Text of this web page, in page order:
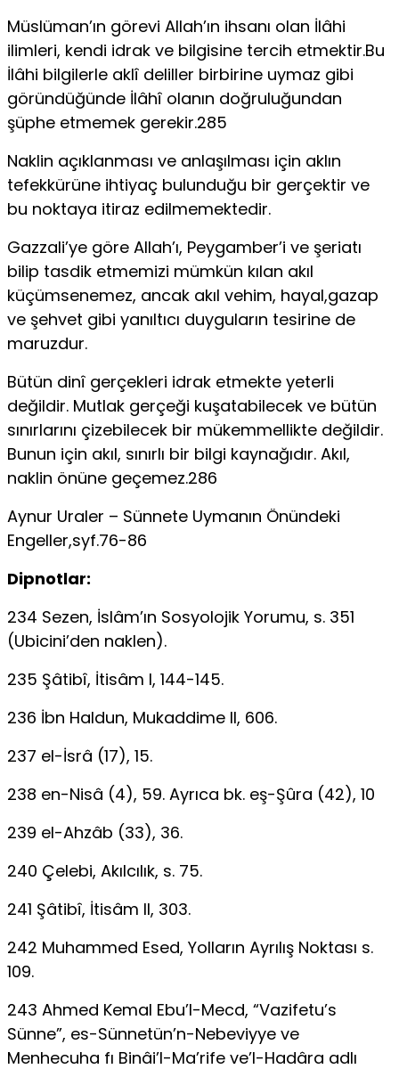
Müslüman’ın görevi Allah’ın ihsanı olan İlâhi
ilimleri, kendi idrak ve bilgisine tercih etmektir.Bu
İlâhi bilgilerle aklî deliller birbirine uymaz gibi
göründüğünde İlâhî olanın doğruluğundan
şüphe etmemek gerekir.285
Naklin açıklanması ve anlaşılması için aklın
tefekkürüne ihtiyaç bulunduğu bir gerçektir ve
bu noktaya itiraz edilmemektedir.
Gazzali’ye göre Allah’ı, Peygamber’i ve şeriatı
bilip tasdik etmemizi mümkün kılan akıl
küçümsenemez, ancak akıl vehim, hayal,gazap
ve şehvet gibi yanıltıcı duyguların tesirine de
maruzdur.
Bütün dinî gerçekleri idrak etmekte yeterli
değildir. Mutlak gerçeği kuşatabilecek ve bütün
sınırlarını çizebilecek bir mükemmellikte değildir.
Bunun için akıl, sınırlı bir bilgi kaynağıdır. Akıl,
naklin önüne geçemez.286
Aynur Uraler – Sünnete Uymanın Önündeki
Engeller,syf.76-86
Dipnotlar:
234 Sezen, İslâm’ın Sosyolojik Yorumu, s. 351
(Ubicini’den naklen).
235 Şâtibî, İtisâm I, 144-145.
236 İbn Haldun, Mukaddime II, 606.
237 el-İsrâ (17), 15.
238 en-Nisâ (4), 59. Ayrıca bk. eş-Şûra (42), 10
239 el-Ahzâb (33), 36.
240 Çelebi, Akılcılık, s. 75.
241 Şâtibî, İtisâm II, 303.
242 Muhammed Esed, Yolların Ayrılış Noktası s.
109.
243 Ahmed Kemal Ebu’l-Mecd, “Vazifetu’s
Sünne”, es-Sünnetün’n-Nebeviyye ve
Menhecuha fı Binâi’l-Ma’rife ve’l-Hadâra adlı